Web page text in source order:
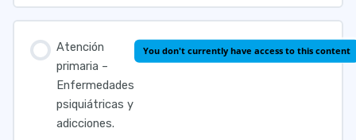
Atención
primaria –
Enfermedades
psiquiátricas y
adicciones.
You don't currently have access to this content